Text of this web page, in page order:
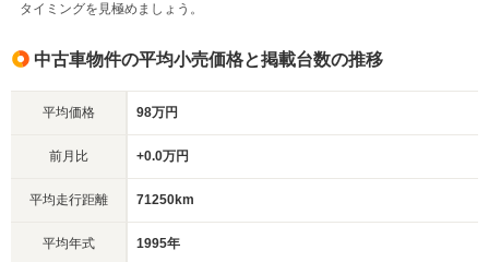
タイミングを見極めましょう。
中古車物件の平均小売価格と掲載台数の推移
平均価格 98万円
前月比 +0.0万円
平均走行距離 71250km
平均年式 1995年